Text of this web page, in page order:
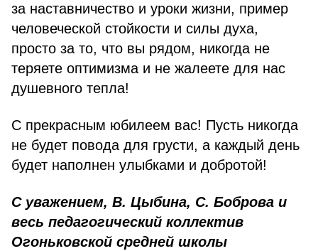
за наставничество и уроки жизни, пример
человеческой стойкости и силы духа,
просто за то, что вы рядом, никогда не
теряете оптимизма и не жалеете для нас
душевного тепла!
С прекрасным юбилеем вас! Пусть никогда
не будет повода для грусти, а каждый день
будет наполнен улыбками и добротой!
С уважением, В. Цыбина, С. Боброва и
весь педагогический коллектив
Огоньковской средней школы